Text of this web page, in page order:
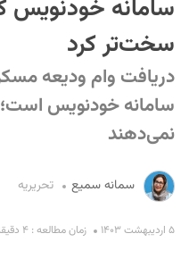
سامانه خودنویس
سخت‌تر کرد
دریافت وام ودیعه
سامانه خودنویس است؛
نمی‌دهند
سمانه سمیع تحریریه
۵ اردیبهشت ۱۴۰۳ زمان مطالعه : ۴ دقیقه